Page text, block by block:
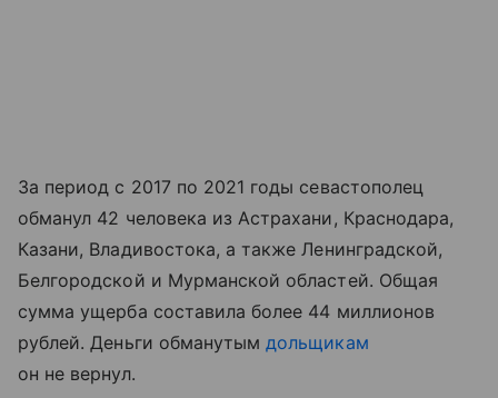
За период с 2017 по 2021 годы севастополец
обманул 42 человека из Астрахани, Краснодара,
Казани, Владивостока, а также Ленинградской,
Белгородской и Мурманской областей. Общая
сумма ущерба составила более 44 миллионов
рублей. Деньги обманутымдольщикам
он не вернул.